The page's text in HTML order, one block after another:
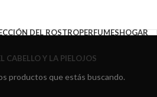
DEL ROSTROPERFUMESHOGAR
CABELLO Y LA PIEL OJOS
productos que estás buscando.